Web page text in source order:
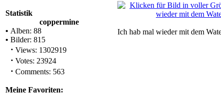
Statistik
coppermine
• Alben: 88
• Bilder: 815
· Views: 1302919
· Votes: 23924
· Comments: 563
Meine Favoriten:
Ich hab mal wieder mit dem